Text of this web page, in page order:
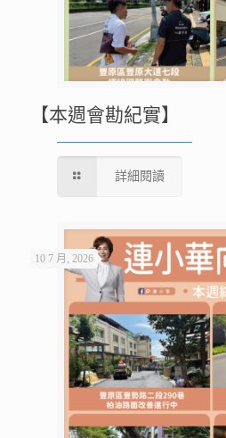
【本週會勘紀實】
詳細閱讀
10 7 月, 2026